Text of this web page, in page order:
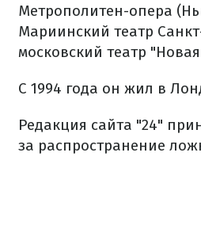
Метрополитен-опера
Мариинский театр
московский театр
С 1994 года он жил в
Редакция сайта "24"
за распространение